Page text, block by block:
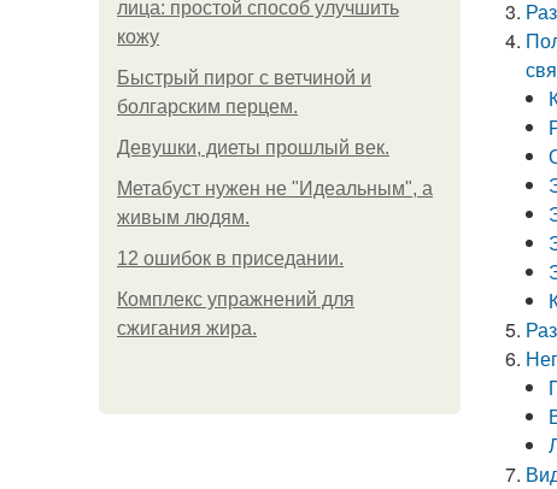
лица: простой способ улучшить
кожу
Быстрый пирог с ветчиной и
болгарским перцем.
Девушки, диеты прошлый век.
Метабуст нужен не "Идеальным", а
живым людям.
12 ошибок в приседании.
Комплекс упражнений для
сжигания жира.